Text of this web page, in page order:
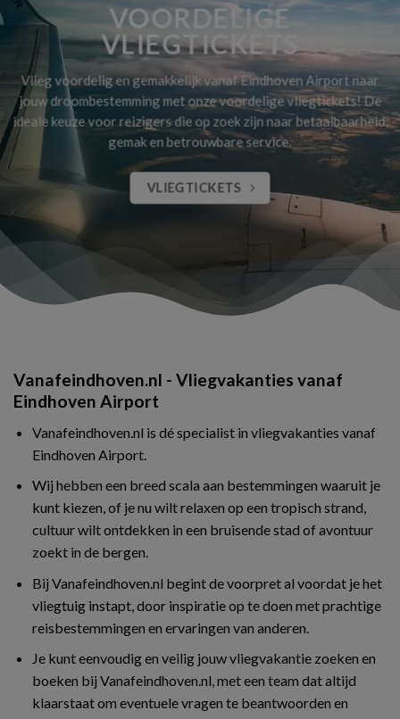
VOORDELIGE
VLIEGTICKETS
Vlieg voordelig en gemakkelijk vanaf Eindhoven Airport naar
jouw droombestemming met onze voordelige vliegtickets! De
ideale keuze voor reizigers die op zoek zijn naar betaalbaarheid,
gemak en betrouwbare service.
VLIEGTICKETS
Vanafeindhoven.nl - Vliegvakanties vanaf
Eindhoven Airport
Vanafeindhoven.nl is dé specialist in vliegvakanties vanaf
Eindhoven Airport.
Wij hebben een breed scala aan bestemmingen waaruit je
kunt kiezen, of je nu wilt relaxen op een tropisch strand,
cultuur wilt ontdekken in een bruisende stad of avontuur
zoekt in de bergen.
Bij Vanafeindhoven.nl begint de voorpret al voordat je het
vliegtuig instapt, door inspiratie op te doen met prachtige
reisbestemmingen en ervaringen van anderen.
Je kunt eenvoudig en veilig jouw vliegvakantie zoeken en
boeken bij Vanafeindhoven.nl, met een team dat altijd
klaarstaat om eventuele vragen te beantwoorden en